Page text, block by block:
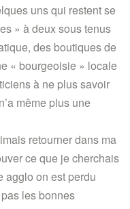
uns qui restent se
» à deux sous tenus
des boutiques de
« bourgeoisie » locale
à ne plus savoir
même plus une
retourner dans ma
ce que je cherchais
agglo on est perdu
les bonnes